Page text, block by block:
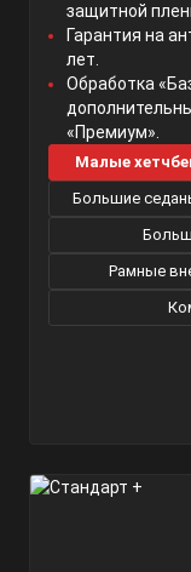
защитной
Гарантия на
лет.
Обработка
«Премиум».
Малые
Большие
Рамные